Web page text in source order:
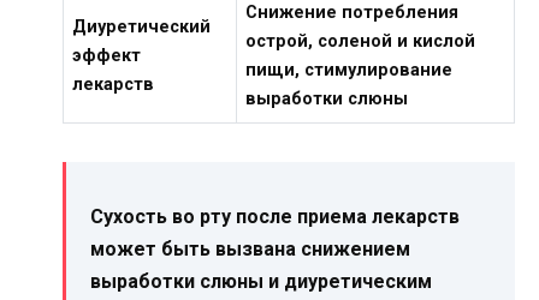
Диуретический
эффект
лекарств
Снижение потребления
острой, соленой и кислой
пищи, стимулирование
выработки слюны
Сухость во рту после приема лекарств
может быть вызвана снижением
выработки слюны и диуретическим